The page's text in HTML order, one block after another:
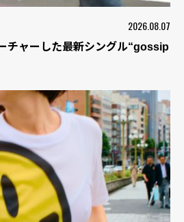
2026.08.07
チャーした最新シングル“gossip